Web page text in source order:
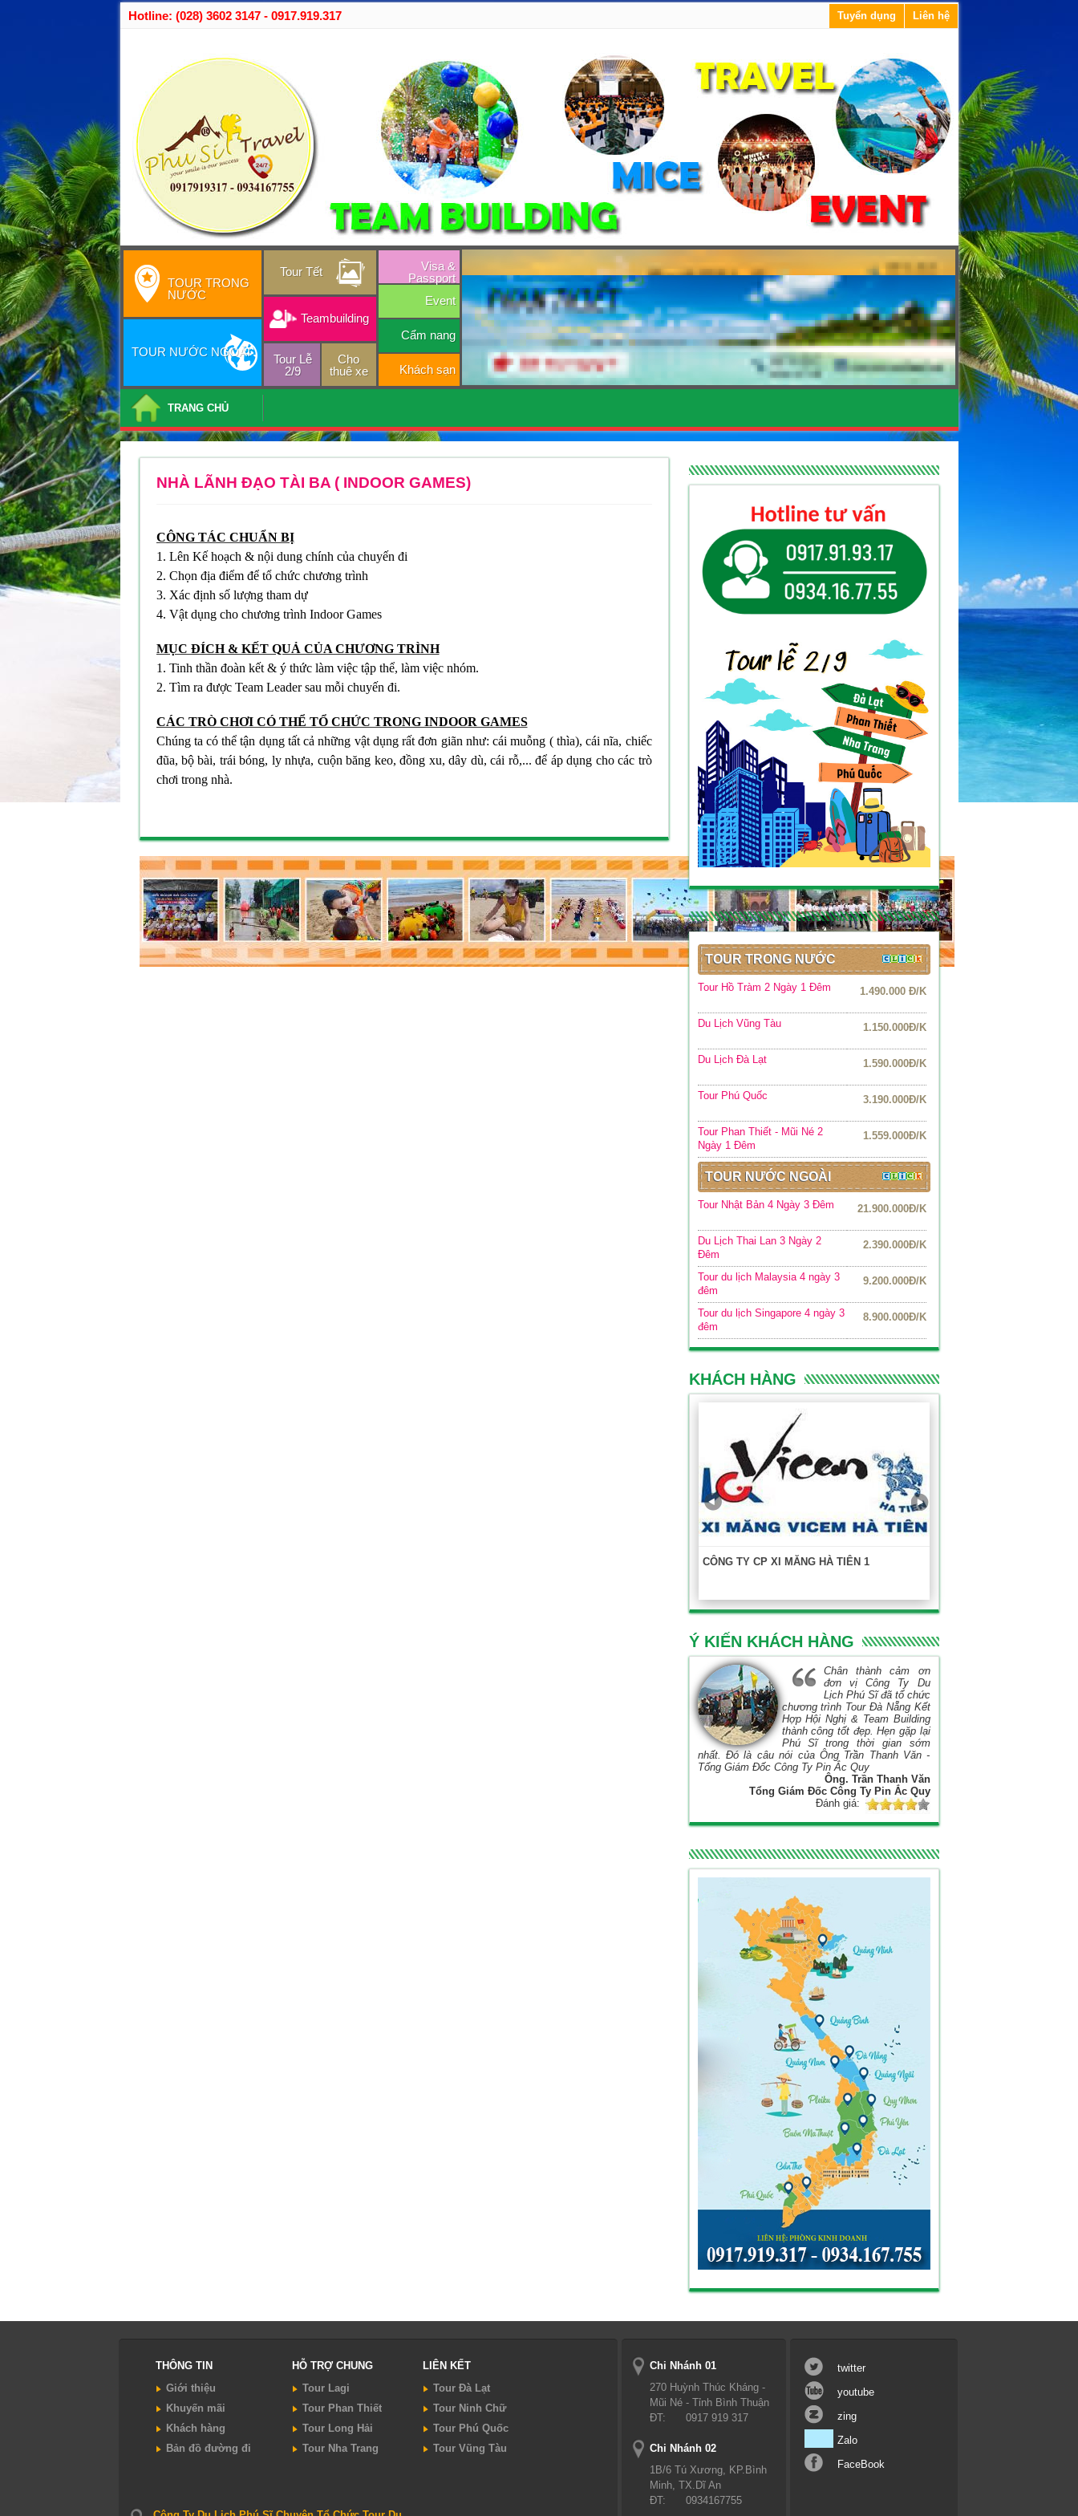
Hotline: (028) 3602 3147 - 0917.919.317 Tuyển dụng Liên hệ
TOUR TRONG
NƯỚC
TOUR NƯỚC NGOÀI
Tour Tết
Teambuilding
Tour Lễ
2/9
Cho
thuê xe
Visa &
Passport
Event
Cẩm nang
Khách sạn
TRANG CHỦ
NHÀ LÃNH ĐẠO TÀI BA ( INDOOR GAMES)
CÔNG TÁC CHUẨN BỊ
1. Lên Kế hoạch & nội dung chính của chuyến đi
2. Chọn địa điểm để tổ chức chương trình
3. Xác định số lượng tham dự
4. Vật dụng cho chương trình Indoor Games
MỤC ĐÍCH & KẾT QUẢ CỦA CHƯƠNG TRÌNH
1. Tinh thần đoàn kết & ý thức làm việc tập thể, làm việc nhóm.
2. Tìm ra được Team Leader sau mỗi chuyến đi.
CÁC TRÒ CHƠI CÓ THỂ TỔ CHỨC TRONG INDOOR GAMES
Chúng ta có thể tận dụng tất cả những vật dụng rất đơn giãn như: cái muỗng ( thìa), cái nĩa, chiếc
đũa, bộ bài, trái bóng, ly nhựa, cuộn băng keo, đồng xu, dây dù, cái rỗ,... để áp dụng cho các trò
chơi trong nhà.
TOUR TRONG NƯỚC
Tour Hồ Tràm 2 Ngày 1 Đêm 1.490.000 Đ/K
Du Lịch Vũng Tàu 1.150.000Đ/K
Du Lịch Đà Lạt 1.590.000Đ/K
Tour Phú Quốc 3.190.000Đ/K
Tour Phan Thiết - Mũi Né 2
Ngày 1 Đêm
1.559.000Đ/K
TOUR NƯỚC NGOÀI
Tour Nhật Bản 4 Ngày 3 Đêm 21.900.000Đ/K
Du Lịch Thai Lan 3 Ngày 2
Đêm
2.390.000Đ/K
Tour du lịch Malaysia 4 ngày 3
đêm
9.200.000Đ/K
Tour du lịch Singapore 4 ngày 3
đêm
8.900.000Đ/K
KHÁCH HÀNG
CÔNG TY CP XI MĂNG HÀ TIÊN 1
Ý KIẾN KHÁCH HÀNG
Chân thành cảm ơn
đơn vị Công Ty Du
Lịch Phú Sĩ đã tổ chức
chương trình Tour Đà Nẵng Kết
Hợp Hội Nghị & Team Building
thành công tốt đẹp. Hẹn gặp lại
Phú Sĩ trong thời gian sớm
nhất. Đó là câu nói của Ông Trần Thanh Văn -
Tổng Giám Đốc Công Ty Pin Ắc Quy
Ông. Trần Thanh Văn
Tổng Giám Đốc Công Ty Pin Ắc Quy
Đánh giá:
THÔNG TIN
Giới thiệu
Khuyến mãi
Khách hàng
Bản đồ đường đi
HỖ TRỢ CHUNG
Tour Lagi
Tour Phan Thiết
Tour Long Hải
Tour Nha Trang
LIÊN KẾT
Tour Đà Lạt
Tour Ninh Chữ
Tour Phú Quốc
Tour Vũng Tàu
Chi Nhánh 01
270 Huỳnh Thúc Kháng -
Mũi Né - Tỉnh Bình Thuận
ĐT:
0917 919 317
Chi Nhánh 02
1B/6 Tú Xương, KP.Bình
Minh, TX.Dĩ An
ĐT:
0934167755
twitter
youtube
zing
Zalo
FaceBook